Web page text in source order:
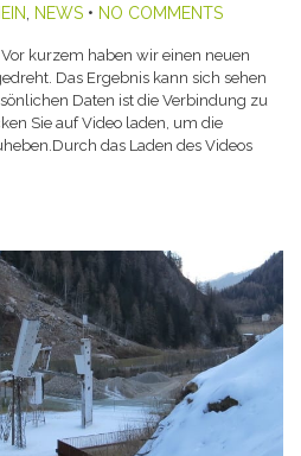
, NEWS • NO COMMENTS
kurzem haben wir einen neuen
Das Ergebnis kann sich sehen
Daten ist die Verbindung zu
Sie auf Video laden, um die
das Laden des Videos